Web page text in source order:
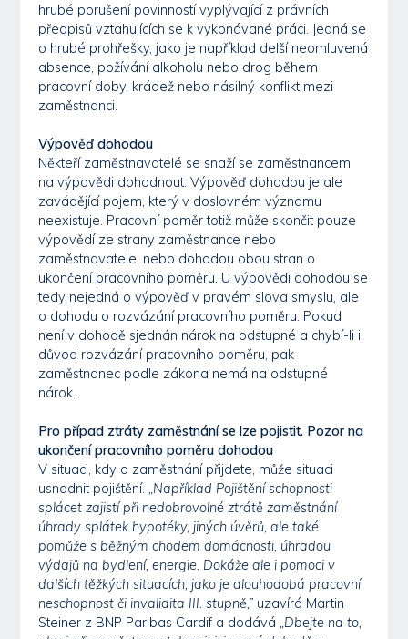
hrubé porušení povinností vyplývající z právních
předpisů vztahujících se k vykonávané práci. Jedná se
o hrubé prohřešky, jako je například delší neomluvená
absence, požívání alkoholu nebo drog během
pracovní doby, krádež nebo násilný konflikt mezi
zaměstnanci.
Výpověď dohodou
Někteří zaměstnavatelé se snaží se zaměstnancem
na výpovědi dohodnout. Výpověď dohodou je ale
zavádějící pojem, který v doslovném významu
neexistuje. Pracovní poměr totiž může skončit pouze
výpovědí ze strany zaměstnance nebo
zaměstnavatele, nebo dohodou obou stran o
ukončení pracovního poměru. U výpovědi dohodou se
tedy nejedná o výpověď v pravém slova smyslu, ale
o dohodu o rozvázání pracovního poměru. Pokud
není v dohodě sjednán nárok na odstupné a chybí-li i
důvod rozvázání pracovního poměru, pak
zaměstnanec podle zákona nemá na odstupné
nárok.
Pro případ ztráty zaměstnání se lze pojistit. Pozor na
ukončení pracovního poměru dohodou
V situaci, kdy o zaměstnání přijdete, může situaci
usnadnit pojištění.
„Například Pojištění schopnosti
splácet zajistí při nedobrovolné ztrátě zaměstnání
úhrady splátek hypotéky, jiných úvěrů, ale také
pomůže s běžným chodem domácnosti, úhradou
výdajů na bydlení, energie. Dokáže ale i pomoci v
dalších těžkých situacích, jako je dlouhodobá pracovní
neschopnost či invalidita III. stupně,” uzavírá Martin
Steiner z BNP Paribas Cardif a dodává
„Dbejte na to,